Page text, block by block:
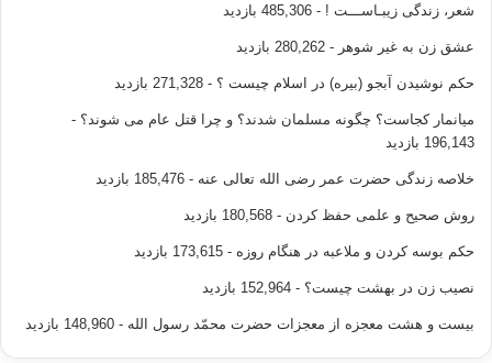
السبيل، والله غالب على أمره».
«برادران من! خوب فکر کنید شما غریبانی هستید که در زمان فساد
وسیله‌ی آن حق را از باطل جدا می‌کند آن هم در زمانی که حق با
شما پیوند زمین با آسمان هستید؛ شما وارثان محمد و خلفا و
اصحاب و یاران او هستید. دعوت شما بر دیگر دعوت‌ها برتری دارد؛
هدف شما بالا‌تر سایر اهداف‌ است؛ شما به تکیه‌گاه محکمی پشت
درخشانی قبس گرفته‌اید این در حالی است که مردم در کوره‌راه‌ها
سرگردان و حیران مانده‌اند و خداوند بر کار خود چیره و غالب است».
شعر، زندگی زیبـاســـت ! - 485,306 بازدید
عشق زن به غیر شوهر - 280,262 بازدید
حکم نوشیدن آبجو (بیره) در اسلام چیست ؟ - 271,328 بازدید
میانمار کجاست؟ چگونه مسلمان شدند؟ و چرا قتل عام می شوند؟ -
196,143 بازدید
خلاصه زندگی حضرت عمر رضی الله تعالی عنه - 185,476 بازدید
روش صحیح و علمی حفظ کردن - 180,568 بازدید
حکم بوسه کردن و ملاعبه در هنگام روزه - 173,615 بازدید
نصیب زن در بهشت چیست؟ - 152,964 بازدید
بیست و هشت معجزه از معجزات حضرت محمّد رسول الله - 148,960 بازدید